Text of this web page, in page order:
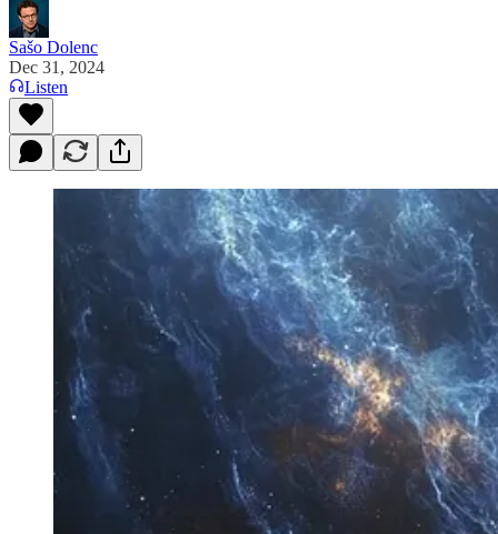
Sašo Dolenc
Dec 31, 2024
Listen